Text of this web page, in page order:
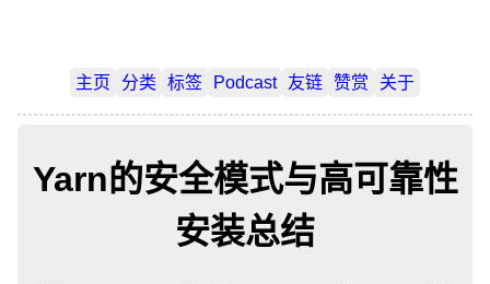
主页 分类 标签 Podcast 友链 赞赏 关于
Yarn的安全模式与高可靠性
安装总结